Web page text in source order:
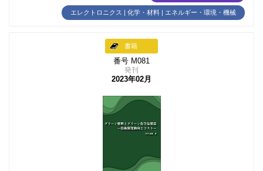
エレクトロニクス | 化学・材料 | エネルギー・環境・機械
書籍
番号 M081
発刊
2023年02月